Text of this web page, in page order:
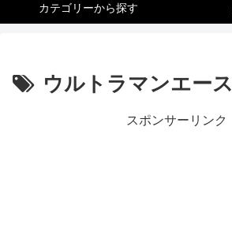
カテゴリーから探す
ウルトラマンエース
スポンサーリンク